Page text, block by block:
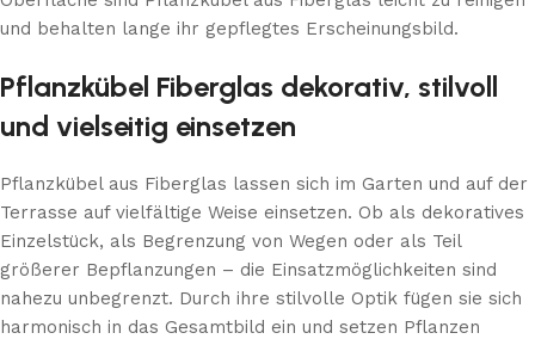
und behalten lange ihr gepflegtes Erscheinungsbild.
Pflanzkübel Fiberglas dekorativ, stilvoll
und vielseitig einsetzen
Pflanzkübel aus Fiberglas lassen sich im Garten und auf der
Terrasse auf vielfältige Weise einsetzen. Ob als dekoratives
Einzelstück, als Begrenzung von Wegen oder als Teil
größerer Bepflanzungen – die Einsatzmöglichkeiten sind
nahezu unbegrenzt. Durch ihre stilvolle Optik fügen sie sich
harmonisch in das Gesamtbild ein und setzen Pflanzen